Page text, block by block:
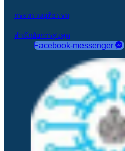
กระทรวงยุติธรรม
สำนักอัยการสูงสุด
Facebook-messenger